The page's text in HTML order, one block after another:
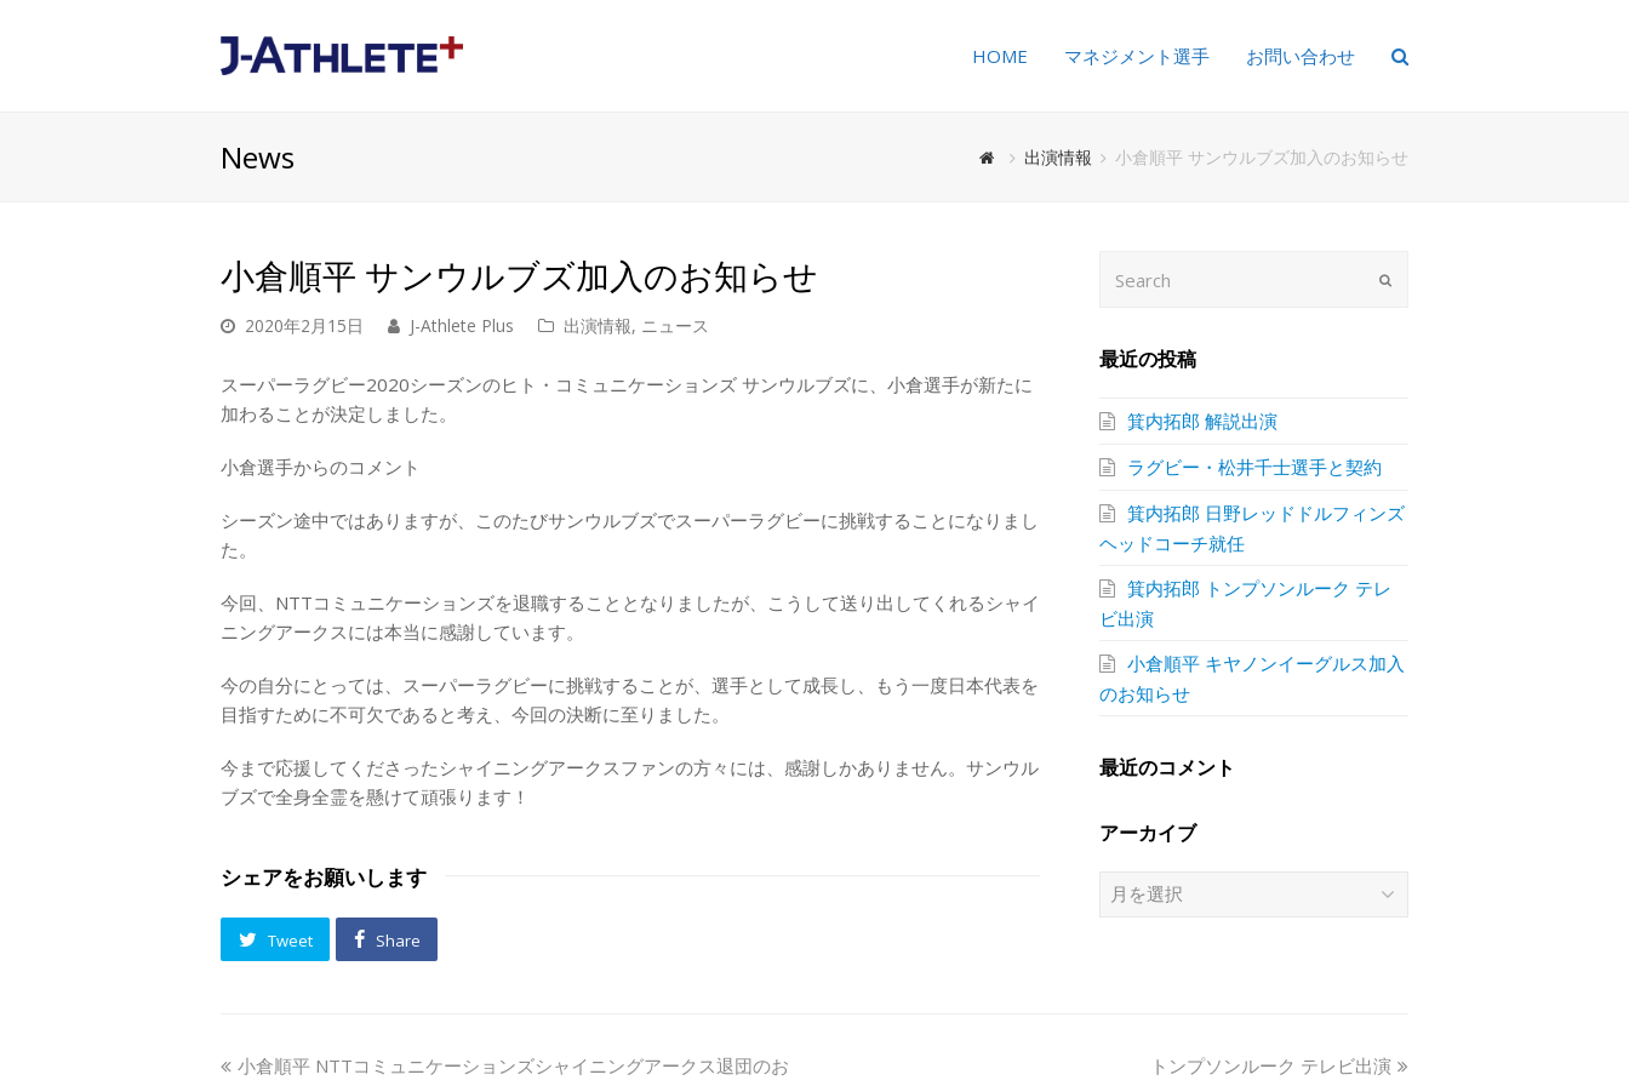
HOME マネジメント選手 お問い合わせ
News 出演情報 小倉順平 サンウルブズ加入のお知らせ
小倉順平 サンウルブズ加入のお知らせ
2020年2月15日 J-Athlete Plus 出演情報, ニュース
スーパーラグビー2020シーズンのヒト・コミュニケーションズ サンウルブズに、小倉選手が新たに
加わることが決定しました。
小倉選手からのコメント
シーズン途中ではありますが、このたびサンウルブズでスーパーラグビーに挑戦することになりまし
た。
今回、NTTコミュニケーションズを退職することとなりましたが、こうして送り出してくれるシャイ
ニングアークスには本当に感謝しています。
今の自分にとっては、スーパーラグビーに挑戦することが、選手として成長し、もう一度日本代表を
目指すために不可欠であると考え、今回の決断に至りました。
今まで応援してくださったシャイニングアークスファンの方々には、感謝しかありません。サンウル
ブズで全身全霊を懸けて頑張ります！
シェアをお願いします
Tweet Share
最近の投稿
箕内拓郎 解説出演
ラグビー・松井千士選手と契約
箕内拓郎 日野レッドドルフィンズ
ヘッドコーチ就任
箕内拓郎 トンプソンルーク テレ
ビ出演
小倉順平 キヤノンイーグルス加入
のお知らせ
最近のコメント
アーカイブ
ア
previous
小倉順平 NTTコミュニケーションズシャイニングアークス退団のお
next
トンプソンルーク テレビ出演